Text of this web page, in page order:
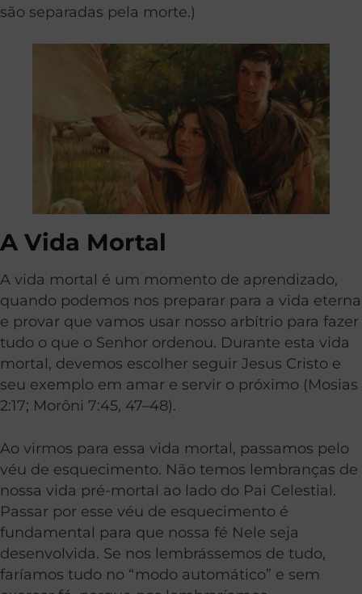
são separadas pela morte.)
A Vida Mortal
A vida mortal é um momento de aprendizado,
quando podemos nos preparar para a vida eterna
e provar que vamos usar nosso arbítrio para fazer
tudo o que o Senhor ordenou. Durante esta vida
mortal, devemos escolher seguir Jesus Cristo e
seu exemplo em amar e servir o próximo (Mosias
2:17; Morôni 7:45, 47–48).
Ao virmos para essa vida mortal, passamos pelo
véu de esquecimento. Não temos lembranças de
nossa vida pré-mortal ao lado do Pai Celestial.
Passar por esse véu de esquecimento é
fundamental para que nossa fé Nele seja
desenvolvida. Se nos lembrássemos de tudo,
faríamos tudo no “modo automático” e sem